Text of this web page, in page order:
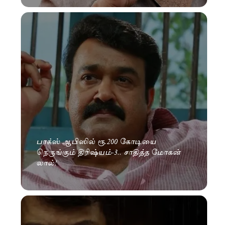
பாக்ஸ் ஆபிஸில் ரூ.200 கோடியை
நெருங்கும் திரிஷ்யம்-3.. சாதித்த மோகன்
லால்!